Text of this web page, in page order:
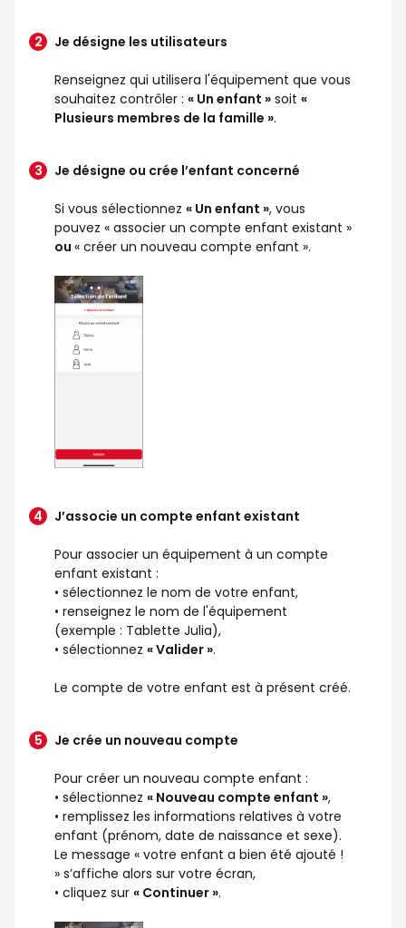
Je désigne les utilisateurs
Renseignez qui utilisera l'équipement que vous
souhaitez contrôler : « Un enfant » soit «
Plusieurs membres de la famille ».
Je désigne ou crée l’enfant concerné
Si vous sélectionnez « Un enfant », vous
pouvez « associer un compte enfant existant »
ou « créer un nouveau compte enfant ».
J’associe un compte enfant existant
Pour associer un équipement à un compte
enfant existant :
• sélectionnez le nom de votre enfant,
• renseignez le nom de l'équipement
(exemple : Tablette Julia),
• sélectionnez « Valider ».
Le compte de votre enfant est à présent créé.
Je crée un nouveau compte
Pour créer un nouveau compte enfant :
• sélectionnez « Nouveau compte enfant »,
• remplissez les informations relatives à votre
enfant (prénom, date de naissance et sexe).
Le message « votre enfant a bien été ajouté !
» s’affiche alors sur votre écran,
• cliquez sur « Continuer ».